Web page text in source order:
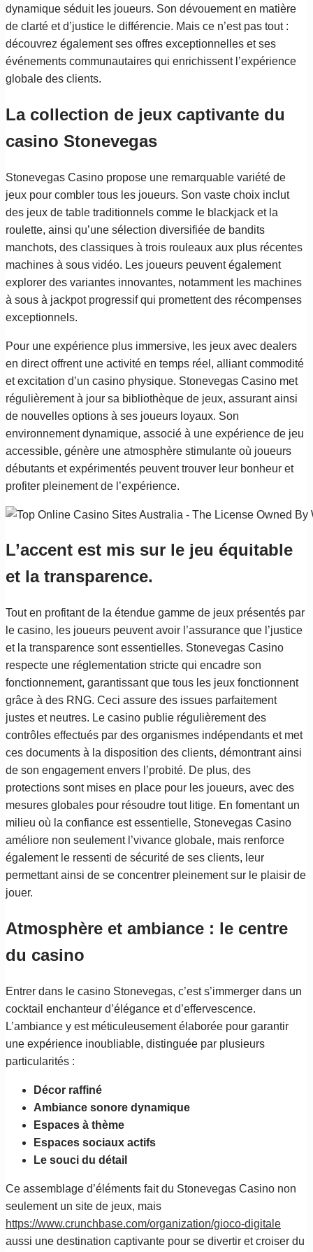
dynamique séduit les joueurs. Son dévouement en matière
de clarté et d’justice le différencie. Mais ce n’est pas tout :
découvrez également ses offres exceptionnelles et ses
événements communautaires qui enrichissent l’expérience
globale des clients.
La collection de jeux captivante du
casino Stonevegas
Stonevegas Casino propose une remarquable variété de
jeux pour combler tous les joueurs. Son vaste choix inclut
des jeux de table traditionnels comme le blackjack et la
roulette, ainsi qu’une sélection diversifiée de bandits
manchots, des classiques à trois rouleaux aux plus récentes
machines à sous vidéo. Les joueurs peuvent également
explorer des variantes innovantes, notamment les machines
à sous à jackpot progressif qui promettent des récompenses
exceptionnels.
Pour une expérience plus immersive, les jeux avec dealers
en direct offrent une activité en temps réel, alliant commodité
et excitation d’un casino physique. Stonevegas Casino met
régulièrement à jour sa bibliothèque de jeux, assurant ainsi
de nouvelles options à ses joueurs loyaux. Son
environnement dynamique, associé à une expérience de jeu
accessible, génère une atmosphère stimulante où joueurs
débutants et expérimentés peuvent trouver leur bonheur et
profiter pleinement de l’expérience.
L’accent est mis sur le jeu équitable
et la transparence.
Tout en profitant de la étendue gamme de jeux présentés par
le casino, les joueurs peuvent avoir l’assurance que l’justice
et la transparence sont essentielles. Stonevegas Casino
respecte une réglementation stricte qui encadre son
fonctionnement, garantissant que tous les jeux fonctionnent
grâce à des RNG. Ceci assure des issues parfaitement
justes et neutres. Le casino publie régulièrement des
contrôles effectués par des organismes indépendants et met
ces documents à la disposition des clients, démontrant ainsi
de son engagement envers l’probité. De plus, des
protections sont mises en place pour les joueurs, avec des
mesures globales pour résoudre tout litige. En fomentant un
milieu où la confiance est essentielle, Stonevegas Casino
améliore non seulement l’vivance globale, mais renforce
également le ressenti de sécurité de ses clients, leur
permettant ainsi de se concentrer pleinement sur le plaisir de
jouer.
Atmosphère et ambiance : le centre
du casino
Entrer dans le casino Stonevegas, c’est s’immerger dans un
cocktail enchanteur d’élégance et d’effervescence.
L’ambiance y est méticuleusement élaborée pour garantir
une expérience inoubliable, distinguée par plusieurs
particularités :
Décor raffiné
Ambiance sonore dynamique
Espaces à thème
Espaces sociaux actifs
Le souci du détail
Ce assemblage d’éléments fait du Stonevegas Casino non
seulement un site de jeux, mais
https://www.crunchbase.com/organization/gioco-digitale
aussi une destination captivante pour se divertir et croiser du